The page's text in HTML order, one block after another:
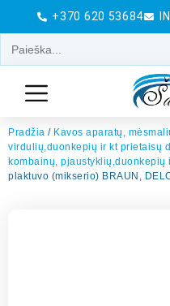
+370 620 53684
Pradžia / Kavos aparatų,
virdulių,duonkepių ir kt prietaisų
kombainų, pjaustyklių,duonkepių
plaktuvo (mikserio) BRAUN,